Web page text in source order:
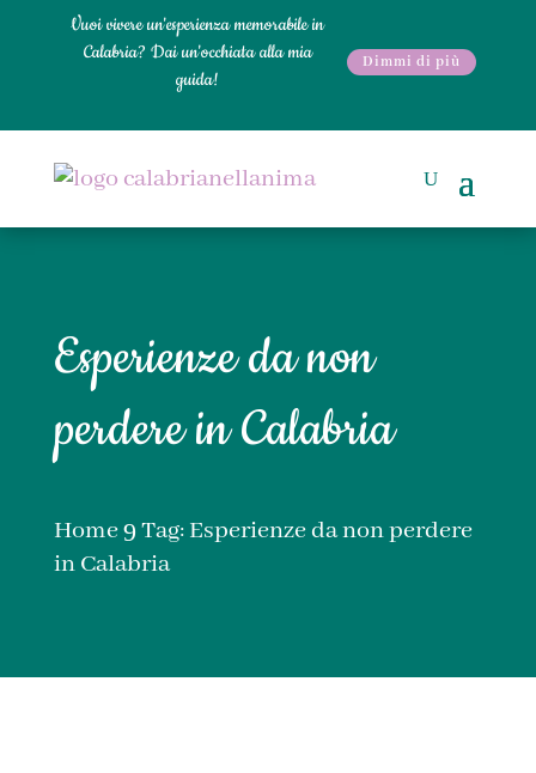
Vuoi vivere un'esperienza memorabile in
Calabria? Dai un'occhiata alla mia
guida!
Dimmi di più
Esperienze da non
perdere in Calabria
Home9 Tag: Esperienze da non perdere
in Calabria